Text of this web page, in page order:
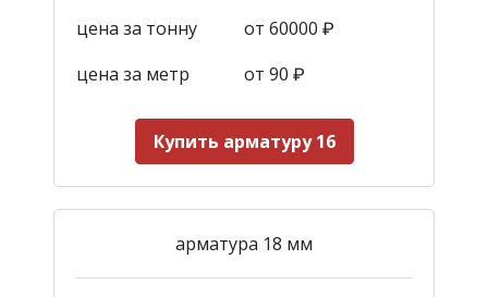
цена за тонну
от 60000 ₽
цена за метр
от 90 ₽
Купить арматуру 16
арматура 18 мм